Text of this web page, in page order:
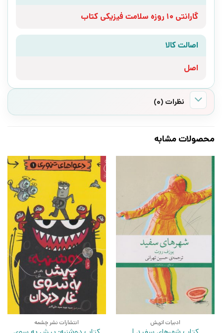
گارانتی 10 روزه سلامت فیزیکی کتاب
اصالت کالا
اصل
نظرات (0)
محصولات مشابه
ادبیات اتریش انتشارات نشر چشمه